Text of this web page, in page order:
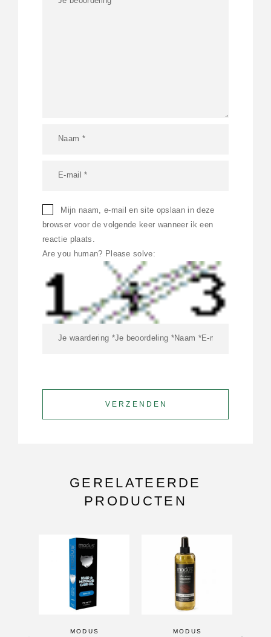
Mijn naam, e-mail en site opslaan in deze
browser voor de volgende keer wanneer ik een
reactie plaats.
Are you human? Please solve:
GERELATEERDE
PRODUCTEN
MODUS
MODUS